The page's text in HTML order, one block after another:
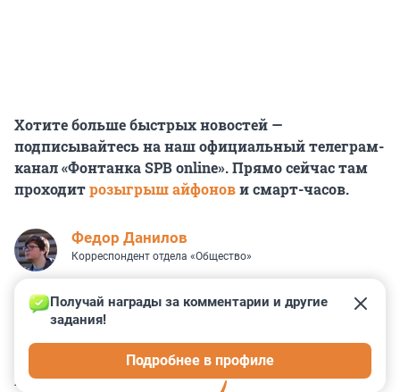
Хотите больше быстрых новостей —
подписывайтесь на наш официальный телеграм-
канал «Фонтанка SPB online». Прямо сейчас там
проходитрозыгрыш айфонови смарт-часов.
Федор Данилов
Корреспондент отдела «Общество»
КОММЕНТАРИИ 63
Получай награды за комментарии и другие
задания!
Подробнее в профиле